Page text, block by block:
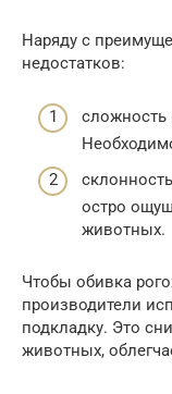
Наряду с
недостатков:
сложность
остро
животных.
Чтобы обивка
производители
подкладку. Это
животных,